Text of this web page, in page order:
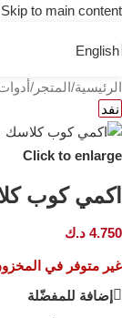
Skip to main content
English
الرئيسية/المتجر /
نفد
Click to enlarge
اكمي كوب كلاسك ٢٨٠
4.750 د.ك
غير متوفر في
إضافة للمفضّلة